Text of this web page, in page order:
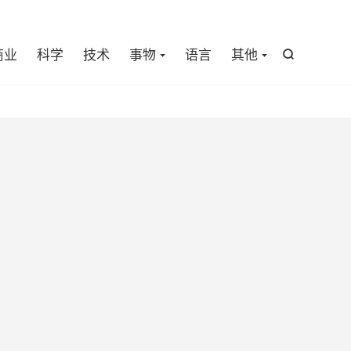

业 科学 技术 事物 语言 其他